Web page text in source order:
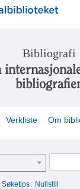
Bibliografi
Verkliste Om
Søketips Nullstill